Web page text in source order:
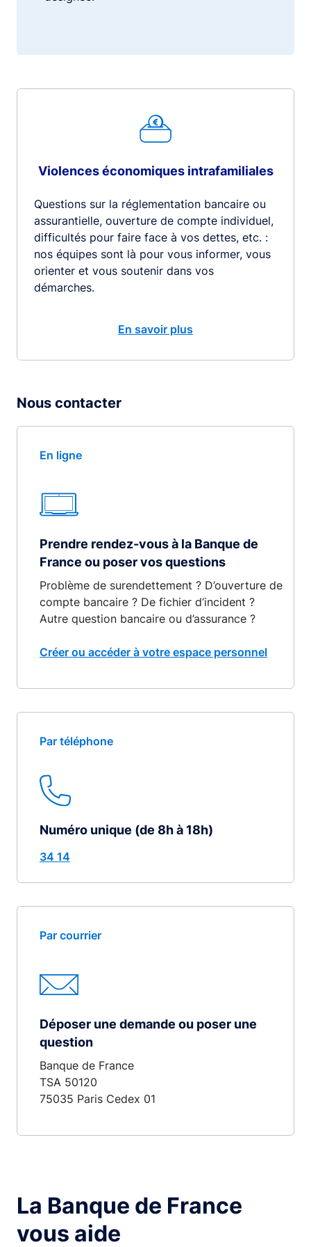
Violences économiques intrafamiliales
Questions sur la réglementation bancaire ou
assurantielle, ouverture de compte individuel,
difficultés pour faire face à vos dettes, etc. :
nos équipes sont là pour vous informer, vous
orienter et vous soutenir dans vos
démarches.
En savoir plus
Nous contacter
En ligne
Prendre rendez-vous à la Banque de
France ou poser vos questions
Problème de surendettement ? D’ouverture de
compte bancaire ? De fichier d’incident ?
Autre question bancaire ou d’assurance ?
Créer ou accéder à votre espace personnel
Par téléphone
Numéro unique (de 8h à 18h)
34 14
Par courrier
Déposer une demande ou poser une
question
Banque de France
TSA 50120
75035 Paris Cedex 01
La Banque de France
vous aide